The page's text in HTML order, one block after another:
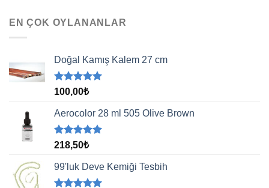
EN ÇOK OYLANANLAR
Doğal Kamış Kalem 27 cm
5 üzerinden
oy
aldı
100,00₺
Aerocolor 28 ml 505 Olive Brown
5 üzerinden
oy
aldı
218,50₺
99'luk Deve Kemiği Tesbih